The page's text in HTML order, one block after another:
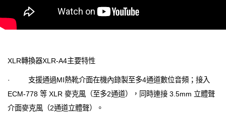
XLR轉換器XLR-A4主要特性
· 支援通過MI熱靴介面在機內錄製至多4通道數位音頻；接入
ECM-778 等 XLR 麥克風（至多2通道），同時連接 3.5mm 立體聲
介面麥克風（2通道立體聲）。